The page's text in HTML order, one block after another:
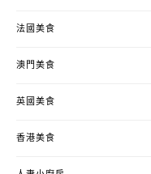
法國美食
澳門美食
英國美食
香港美食